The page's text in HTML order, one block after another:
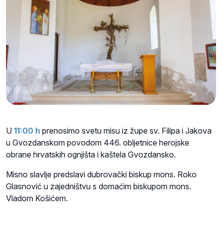
U 11:00 h prenosimo svetu misu iz župe sv. Filipa i Jakova
u Gvozdanskom povodom 446. obljetnice herojske
obrane hrvatskih ognjišta i kaštela Gvozdansko.
Misno slavlje predslavi dubrovački biskup mons. Roko
Glasnović u zajedništvu s domaćim biskupom mons.
Vladom Košićem.